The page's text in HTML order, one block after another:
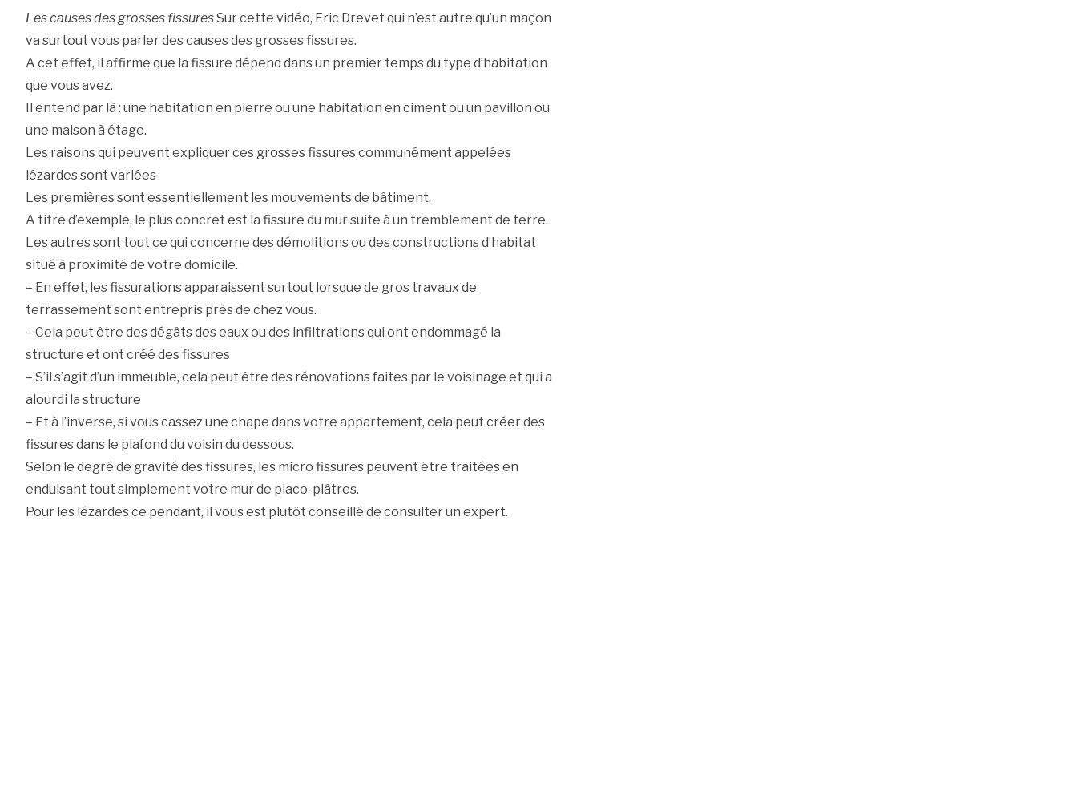
Les causes des grosses fissuresSur cette vidéo, Eric Drevet qui n’est autre qu’un maçon
va surtout vous parler des causes des grosses fissures.
A cet effet, il affirme que la fissure dépend dans un premier temps du type d’habitation
que vous avez.
Il entend par là : une habitation en pierre ou une habitation en ciment ou un pavillon ou
une maison à étage.
Les raisons qui peuvent expliquer ces grosses fissures communément appelées
lézardes sont variées
Les premières sont essentiellement les mouvements de bâtiment.
A titre d’exemple, le plus concret est la fissure du mur suite à un tremblement de terre.
Les autres sont tout ce qui concerne des démolitions ou des constructions d’habitat
situé à proximité de votre domicile.
– En effet, les fissurations apparaissent surtout lorsque de gros travaux de
terrassement sont entrepris près de chez vous.
– Cela peut être des dégâts des eaux ou des infiltrations qui ont endommagé la
structure et ont créé des fissures
– S’il s’agit d’un immeuble, cela peut être des rénovations faites par le voisinage et qui a
alourdi la structure
– Et à l’inverse, si vous cassez une chape dans votre appartement, cela peut créer des
fissures dans le plafond du voisin du dessous.
Selon le degré de gravité des fissures, les micro fissures peuvent être traitées en
enduisant tout simplement votre mur de placo-plâtres.
Pour les lézardes ce pendant, il vous est plutôt conseillé de consulter un expert.